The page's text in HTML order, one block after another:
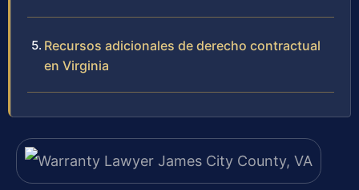
Recursos adicionales de derecho contractual
en Virginia